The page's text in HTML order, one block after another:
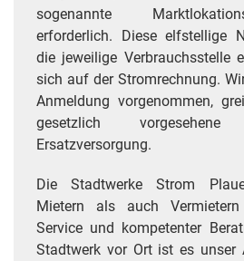
sogenannte
erforderlich. Diese elfstellige
die jeweilige Verbrauchsstelle
sich auf der Stromrechnung.
Anmeldung vorgenommen,
gesetzlich
Ersatzversorgung.
Die Stadtwerke Strom
Mietern als auch
Service und kompetenter
Stadtwerk vor Ort ist es unser